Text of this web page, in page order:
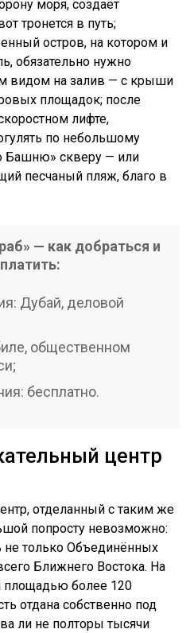
моря, создаёт
тронется в путь;
остров, на котором и
обязательно нужно
видом на залив — с крыши
площадок; после
лифте,
по небольшому
скверу — или
песчаный пляж, благо в
— как добраться и
Дубай, деловой
общественном
бесплатно.
центр
отделанный с таким же
попросту невозможно:
только Объединённых
Ближнего Востока. На
площадью более 120
отдана собственно под
ли не полторы тысячи